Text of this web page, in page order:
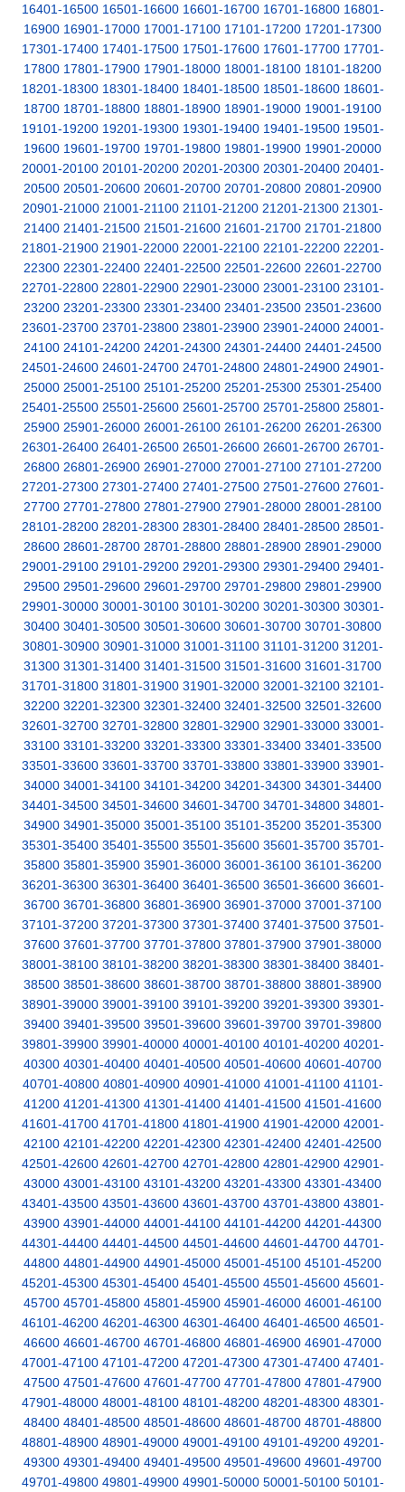
16401-16500 16501-16600 16601-16700 16701-16800 16801-
16900 16901-17000 17001-17100 17101-17200 17201-17300
17301-17400 17401-17500 17501-17600 17601-17700 17701-
17800 17801-17900 17901-18000 18001-18100 18101-18200
18201-18300 18301-18400 18401-18500 18501-18600 18601-
18700 18701-18800 18801-18900 18901-19000 19001-19100
19101-19200 19201-19300 19301-19400 19401-19500 19501-
19600 19601-19700 19701-19800 19801-19900 19901-20000
20001-20100 20101-20200 20201-20300 20301-20400 20401-
20500 20501-20600 20601-20700 20701-20800 20801-20900
20901-21000 21001-21100 21101-21200 21201-21300 21301-
21400 21401-21500 21501-21600 21601-21700 21701-21800
21801-21900 21901-22000 22001-22100 22101-22200 22201-
22300 22301-22400 22401-22500 22501-22600 22601-22700
22701-22800 22801-22900 22901-23000 23001-23100 23101-
23200 23201-23300 23301-23400 23401-23500 23501-23600
23601-23700 23701-23800 23801-23900 23901-24000 24001-
24100 24101-24200 24201-24300 24301-24400 24401-24500
24501-24600 24601-24700 24701-24800 24801-24900 24901-
25000 25001-25100 25101-25200 25201-25300 25301-25400
25401-25500 25501-25600 25601-25700 25701-25800 25801-
25900 25901-26000 26001-26100 26101-26200 26201-26300
26301-26400 26401-26500 26501-26600 26601-26700 26701-
26800 26801-26900 26901-27000 27001-27100 27101-27200
27201-27300 27301-27400 27401-27500 27501-27600 27601-
27700 27701-27800 27801-27900 27901-28000 28001-28100
28101-28200 28201-28300 28301-28400 28401-28500 28501-
28600 28601-28700 28701-28800 28801-28900 28901-29000
29001-29100 29101-29200 29201-29300 29301-29400 29401-
29500 29501-29600 29601-29700 29701-29800 29801-29900
29901-30000 30001-30100 30101-30200 30201-30300 30301-
30400 30401-30500 30501-30600 30601-30700 30701-30800
30801-30900 30901-31000 31001-31100 31101-31200 31201-
31300 31301-31400 31401-31500 31501-31600 31601-31700
31701-31800 31801-31900 31901-32000 32001-32100 32101-
32200 32201-32300 32301-32400 32401-32500 32501-32600
32601-32700 32701-32800 32801-32900 32901-33000 33001-
33100 33101-33200 33201-33300 33301-33400 33401-33500
33501-33600 33601-33700 33701-33800 33801-33900 33901-
34000 34001-34100 34101-34200 34201-34300 34301-34400
34401-34500 34501-34600 34601-34700 34701-34800 34801-
34900 34901-35000 35001-35100 35101-35200 35201-35300
35301-35400 35401-35500 35501-35600 35601-35700 35701-
35800 35801-35900 35901-36000 36001-36100 36101-36200
36201-36300 36301-36400 36401-36500 36501-36600 36601-
36700 36701-36800 36801-36900 36901-37000 37001-37100
37101-37200 37201-37300 37301-37400 37401-37500 37501-
37600 37601-37700 37701-37800 37801-37900 37901-38000
38001-38100 38101-38200 38201-38300 38301-38400 38401-
38500 38501-38600 38601-38700 38701-38800 38801-38900
38901-39000 39001-39100 39101-39200 39201-39300 39301-
39400 39401-39500 39501-39600 39601-39700 39701-39800
39801-39900 39901-40000 40001-40100 40101-40200 40201-
40300 40301-40400 40401-40500 40501-40600 40601-40700
40701-40800 40801-40900 40901-41000 41001-41100 41101-
41200 41201-41300 41301-41400 41401-41500 41501-41600
41601-41700 41701-41800 41801-41900 41901-42000 42001-
42100 42101-42200 42201-42300 42301-42400 42401-42500
42501-42600 42601-42700 42701-42800 42801-42900 42901-
43000 43001-43100 43101-43200 43201-43300 43301-43400
43401-43500 43501-43600 43601-43700 43701-43800 43801-
43900 43901-44000 44001-44100 44101-44200 44201-44300
44301-44400 44401-44500 44501-44600 44601-44700 44701-
44800 44801-44900 44901-45000 45001-45100 45101-45200
45201-45300 45301-45400 45401-45500 45501-45600 45601-
45700 45701-45800 45801-45900 45901-46000 46001-46100
46101-46200 46201-46300 46301-46400 46401-46500 46501-
46600 46601-46700 46701-46800 46801-46900 46901-47000
47001-47100 47101-47200 47201-47300 47301-47400 47401-
47500 47501-47600 47601-47700 47701-47800 47801-47900
47901-48000 48001-48100 48101-48200 48201-48300 48301-
48400 48401-48500 48501-48600 48601-48700 48701-48800
48801-48900 48901-49000 49001-49100 49101-49200 49201-
49300 49301-49400 49401-49500 49501-49600 49601-49700
49701-49800 49801-49900 49901-50000 50001-50100 50101-